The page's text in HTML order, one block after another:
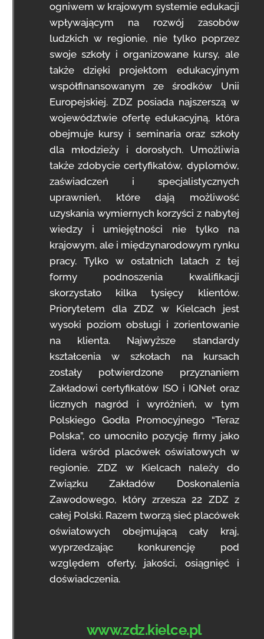
ogniwem w krajowym systemie edukacji
wpływającym na rozwój zasobów
ludzkich w regionie, nie tylko poprzez
swoje szkoły i organizowane kursy, ale
także dzięki projektom edukacyjnym
współfinansowanym ze środków Unii
Europejskiej. ZDZ posiada najszerszą w
województwie ofertę edukacyjną, która
obejmuje kursy i seminaria oraz szkoły
dla młodzieży i dorosłych. Umożliwia
także zdobycie certyfikatów, dyplomów,
zaświadczeń i specjalistycznych
uprawnień, które dają możliwość
uzyskania wymiernych korzyści z nabytej
wiedzy i umiejętności nie tylko na
krajowym, ale i międzynarodowym rynku
pracy. Tylko w ostatnich latach z tej
formy podnoszenia kwalifikacji
skorzystało kilka tysięcy klientów.
Priorytetem dla ZDZ w Kielcach jest
wysoki poziom obsługi i zorientowanie
na klienta. Najwyższe standardy
kształcenia w szkołach na kursach
zostały potwierdzone przyznaniem
Zakładowi certyfikatów ISO i IQNet oraz
licznych nagród i wyróżnień, w tym
Polskiego Godła Promocyjnego “Teraz
Polska”, co umocniło pozycję firmy jako
lidera wśród placówek oświatowych w
regionie. ZDZ w Kielcach należy do
Związku Zakładów Doskonalenia
Zawodowego, który zrzesza 22 ZDZ z
całej Polski. Razem tworzą sieć placówek
oświatowych obejmującą cały kraj,
wyprzedzając konkurencję pod
względem oferty, jakości, osiągnięć i
doświadczenia.
www.zdz.kielce.pl